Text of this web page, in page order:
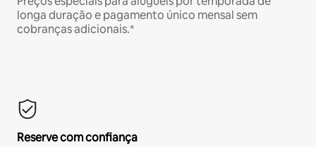
longa duração e pagamento único mensal sem
cobranças adicionais.*
Reserve com confiança